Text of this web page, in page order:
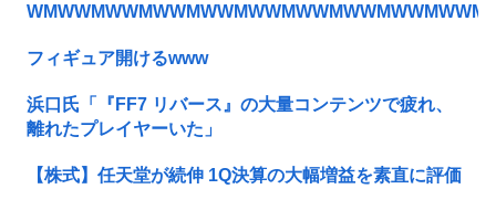
フィギュア開けるwww
浜口氏「『FF7 リバース』の大量コンテンツで疲れ、
離れたプレイヤーいた」
【株式】任天堂が続伸 1Q決算の大幅増益を素直に評価